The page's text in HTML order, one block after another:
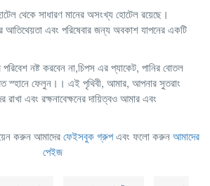
থেকে সাধারণ মানের অসংখ্য হোটেল রয়েছে।
আতিথেয়তা এবং পরিষেবার জন্য অবকাশ যাপনের একটি
নষ্ট করবেন না,চিপস এর প্যাকেট, পানির বোতল
স্হানে ফেলুন।। এই পৃথিবী, আমার, আপনার সুতরাং
রাখা এবং রক্ষনাবেক্ষনের দায়িত্বও আমার এবং
করুন আমাদেরফেইসবুক গ্রুপএবং ফলো করুনআমাদের
পেইজ